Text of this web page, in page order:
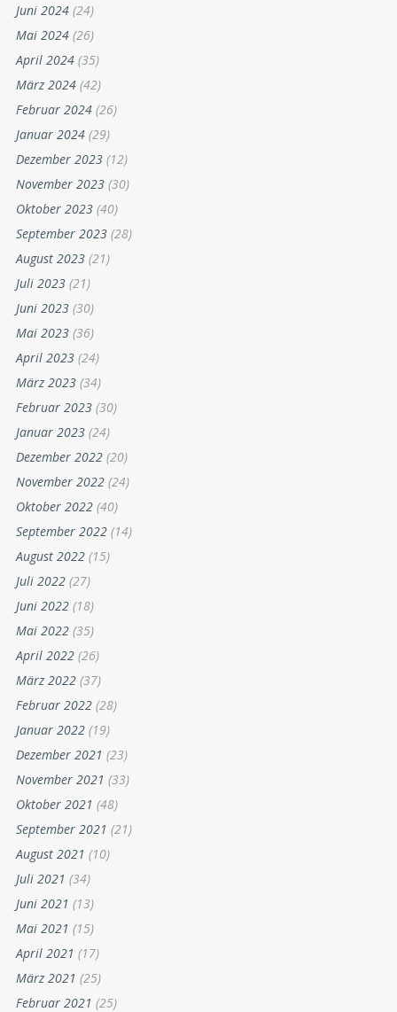
Juni 2024 (24)
Mai 2024 (26)
April 2024 (35)
März 2024 (42)
Februar 2024 (26)
Januar 2024 (29)
Dezember 2023 (12)
November 2023 (30)
Oktober 2023 (40)
September 2023 (28)
August 2023 (21)
Juli 2023 (21)
Juni 2023 (30)
Mai 2023 (36)
April 2023 (24)
März 2023 (34)
Februar 2023 (30)
Januar 2023 (24)
Dezember 2022 (20)
November 2022 (24)
Oktober 2022 (40)
September 2022 (14)
August 2022 (15)
Juli 2022 (27)
Juni 2022 (18)
Mai 2022 (35)
April 2022 (26)
März 2022 (37)
Februar 2022 (28)
Januar 2022 (19)
Dezember 2021 (23)
November 2021 (33)
Oktober 2021 (48)
September 2021 (21)
August 2021 (10)
Juli 2021 (34)
Juni 2021 (13)
Mai 2021 (15)
April 2021 (17)
März 2021 (25)
Februar 2021 (25)